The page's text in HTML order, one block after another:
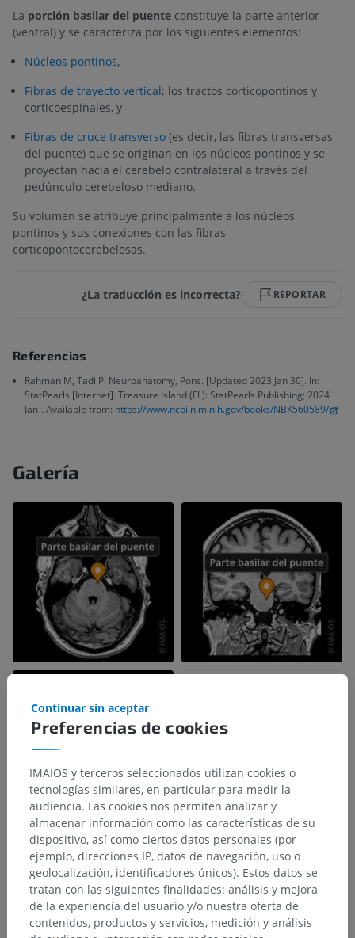
La porción basilar del puente constituye la parte anterior
(ventral) y se caracteriza por los siguientes elementos:
Núcleos pontinos,
Fibras de trayecto vertical; los tractos corticopontinos y
corticoespinales, y
Fibras de cruce transverso (es decir, las fibras transversas
del puente) que se originan en los núcleos pontinos y se
proyectan hacia el cerebelo contralateral a través del
pedúnculo cerebeloso mediano.
Su volumen se atribuye principalmente a los núcleos
pontinos y sus conexiones con las fibras
corticopontocerebelosas.
¿La traducción es incorrecta? REPORTAR
Referencias
Rahman M, Tadi P. Neuroanatomy, Pons. [Updated 2023 Jan 30]. In:
StatPearls [Internet]. Treasure Island (FL): StatPearls Publishing; 2024
Jan-. Available from: https://www.ncbi.nlm.nih.gov/books/NBK560589/
Galería
Preferencias de cookies
Continuar sin aceptar
IMAIOS y terceros seleccionados utilizan cookies o
tecnologías similares, en particular para medir la
audiencia. Las cookies nos permiten analizar y
almacenar información como las características de su
dispositivo, así como ciertos datos personales (por
ejemplo, direcciones IP, datos de navegación, uso o
geolocalización, identificadores únicos). Estos datos se
tratan con las siguientes finalidades: análisis y mejora
de la experiencia del usuario y/o nuestra oferta de
contenidos, productos y servicios, medición y análisis